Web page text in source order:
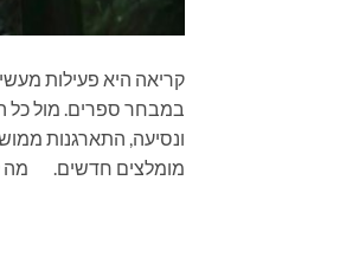
קריאה היא פעילות
במבחר ספרים. מול כל
מומלצים חדשים. מה